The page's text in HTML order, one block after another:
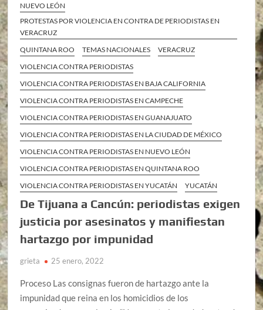
NUEVO LEÓN
PROTESTAS POR VIOLENCIA EN CONTRA DE PERIODISTAS EN
VERACRUZ
QUINTANA ROO
TEMAS NACIONALES
VERACRUZ
VIOLENCIA CONTRA PERIODISTAS
VIOLENCIA CONTRA PERIODISTAS EN BAJA CALIFORNIA
VIOLENCIA CONTRA PERIODISTAS EN CAMPECHE
VIOLENCIA CONTRA PERIODISTAS EN GUANAJUATO
VIOLENCIA CONTRA PERIODISTAS EN LA CIUDAD DE MÉXICO
VIOLENCIA CONTRA PERIODISTAS EN NUEVO LEÓN
VIOLENCIA CONTRA PERIODISTAS EN QUINTANA ROO
VIOLENCIA CONTRA PERIODISTAS EN YUCATÁN
YUCATÁN
De Tijuana a Cancún: periodistas exigen
justicia por asesinatos y manifiestan
hartazgo por impunidad
grieta 25 enero, 2022
Proceso Las consignas fueron de hartazgo ante la
impunidad que reina en los homicidios de los